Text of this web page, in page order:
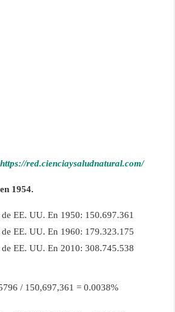
https://red.cienciaysaludnatural.com/
1954.
EE. UU. En 1950: 150.697.361
EE. UU. En 1960: 179.323.175
EE. UU. En 2010: 308.745.538
/ 150,697,361 = 0.0038%